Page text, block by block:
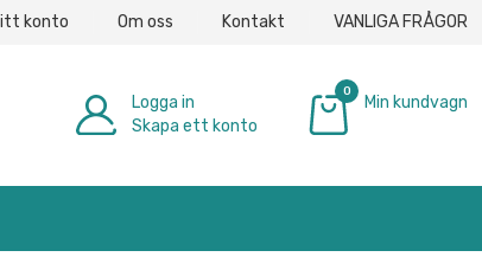
konto Om oss Kontakt VANLIGA FRÅGOR
Logga in
Skapa ett konto
0
Min kundvagn